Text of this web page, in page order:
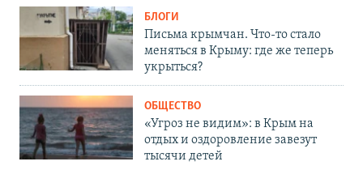
БЛОГИ
Письма крымчан. Что-то стало
меняться в Крыму: где же теперь
укрыться?
ОБЩЕСТВО
«Угроз не видим»: в Крым на
отдых и оздоровление завезут
тысячи детей